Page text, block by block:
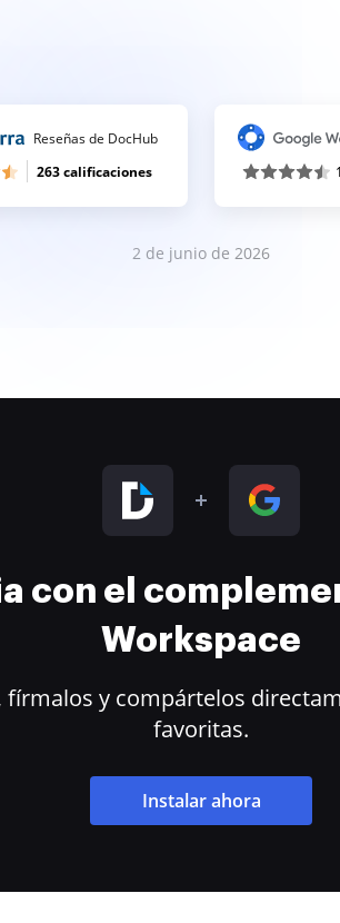
Reseñas de DocHub
263 calificaciones
2 de junio de 2026
con el
Workspace
y compártelos
favoritas.
Instalar ahora